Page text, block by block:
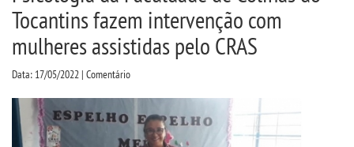
CPSA
PROUNI
FIES
CURSOS
Tocantins fazem intervenção com
mulheres assistidas pelo CRAS
Data: 17/05/2022 | Comentário